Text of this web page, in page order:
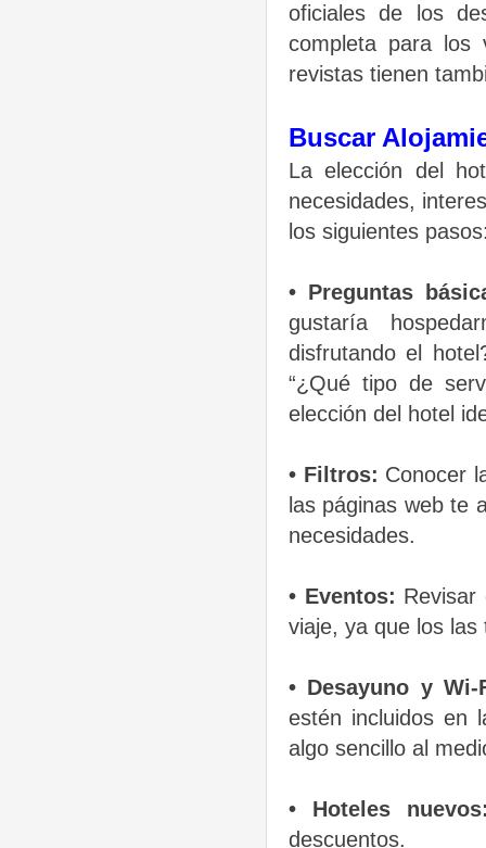
oficiales de los
completa para los
revistas tienen
Buscar
La elección del
necesidades,
los siguientes
• Preguntas
gustaría
disfrutando el
“¿Qué tipo de
elección del hotel
• Filtros: Conocer
las páginas web te
necesidades.
• Eventos:
viaje, ya que los
• Desayuno y Wi-
estén incluidos en
algo sencillo al
• Hoteles
descuentos.